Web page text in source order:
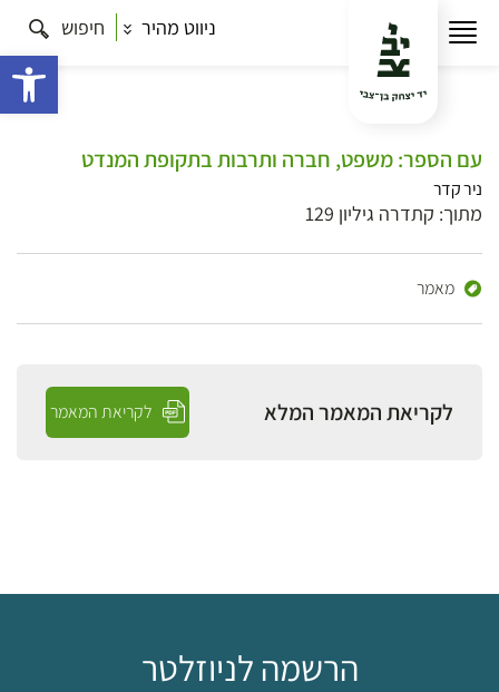
ניווט מהיר חיפוש
עם הספר: משפט, חברה ותרבות בתקופת המנדט
ניר קדר
מתוך: קתדרה גיליון 129
מאמר
לקריאת המאמר המלא לקריאת המאמר
הרשמה לניוזלטר